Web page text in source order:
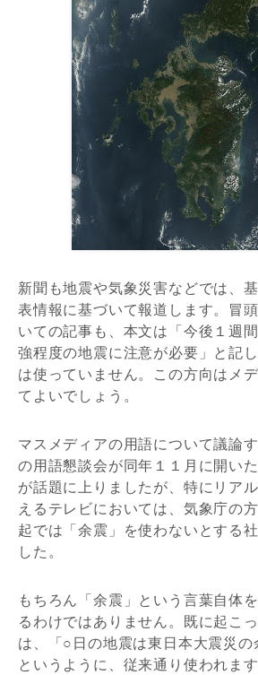
新聞も地震や気象災害などでは、
表情報に基づいて報道します。冒
いての記事も、本文は「今後１週
強程度の地震に注意が必要」と記
は使っていません。この方向はメ
てよいでしょう。
マスメディアの用語について議論
の用語懇談会が同年１１月に開い
が話題に上りましたが、特にリア
えるテレビにおいては、気象庁の
起では「余震」を使わないとする
した。
もちろん「余震」という言葉自体
るわけではありません。既に起こ
は、「○日の地震は東日本大震災の
というように、従来通り使われま